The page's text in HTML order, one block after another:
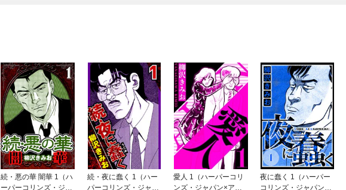
続・悪の華 闇華 1（ハ
ーパーコリンズ・ジャ
続・夜に蠢く 1（ハー
パーコリンズ・ジャパ
愛人 1（ハーパーコリ
ンズ・ジャパン×アル
夜に蠢く 1（ハーパー
コリンズ・ジャパン×